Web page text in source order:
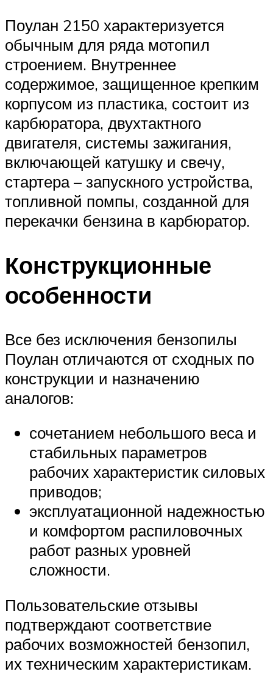
Поулан 2150 характеризуется
обычным для ряда мотопил
строением. Внутреннее
содержимое, защищенное крепким
корпусом из пластика, состоит из
карбюратора, двухтактного
двигателя, системы зажигания,
включающей катушку и свечу,
стартера – запускного устройства,
топливной помпы, созданной для
перекачки бензина в карбюратор.
Конструкционные
особенности
Все без исключения бензопилы
Поулан отличаются от сходных по
конструкции и назначению
аналогов:
сочетанием небольшого веса и
стабильных параметров
рабочих характеристик силовых
приводов;
эксплуатационной надежностью
и комфортом распиловочных
работ разных уровней
сложности.
Пользовательские отзывы
подтверждают соответствие
рабочих возможностей бензопил,
их техническим характеристикам.